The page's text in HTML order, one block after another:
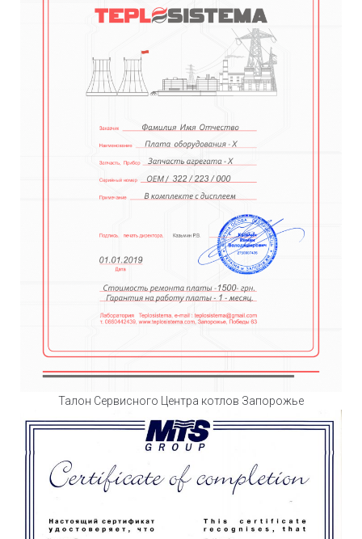
Талон Сервисного Центра котлов Запорожье